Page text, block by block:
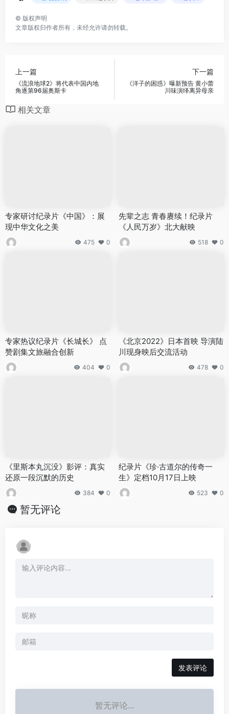
© 版权声明
文章版权归作者所有，未经允许请勿转载。
上一篇
《流浪地球2》将代表中国内地
角逐第96届奥斯卡
下一篇
《洋子的困惑》曝新预告 黄小蕾
川味演绎离异母亲
相关文章
专家研讨纪录片《中国》：展
现中华文化之美
475 0
先辈之志 青春赓续！纪录片
《人民万岁》北大献映
518 0
专家热议纪录片《长城长》 点
赞剧集文旅融合创新
404 0
《北京2022》日本首映 导演陆
川现身映后交流活动
478 0
《里斯本丸沉没》影评：真实
还原一段沉默的历史
384 0
纪录片《珍·古道尔的传奇一
生》定档10月17日上映
523 0
暂无评论
发表评论
暂无评论...